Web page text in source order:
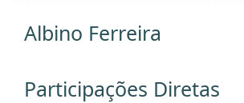
Albino Ferreira
Participações Diretas